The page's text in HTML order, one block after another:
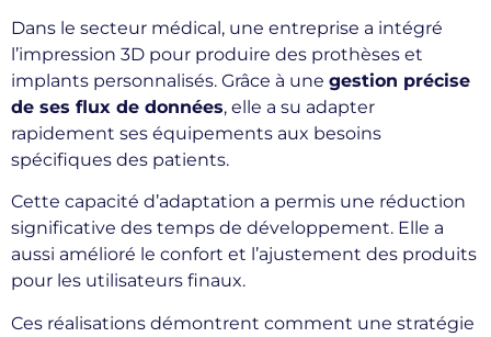
Dans le secteur médical, une entreprise a intégré
l’impression 3D pour produire des prothèses et
implants personnalisés. Grâce à une gestion précise
de ses flux de données, elle a su adapter
rapidement ses équipements aux besoins
spécifiques des patients.
Cette capacité d’adaptation a permis une réduction
significative des temps de développement. Elle a
aussi amélioré le confort et l’ajustement des produits
pour les utilisateurs finaux.
Ces réalisations démontrent comment une stratégie